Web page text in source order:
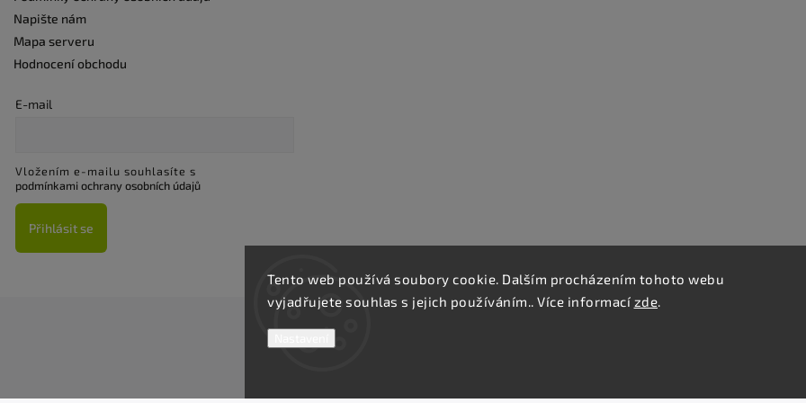
Tento web používá soubory cookie. Dalším procházením tohoto webu
vyjadřujete souhlas s jejich používáním.. Více informací zde.
Napište nám
Mapa serveru
Hodnocení obchodu
E-mail
Vložením e-mailu souhlasíte s
podmínkami ochrany osobních údajů
Přihlásit se